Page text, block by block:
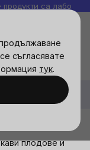
съгласявате
тук.
са
закуски
плодове и